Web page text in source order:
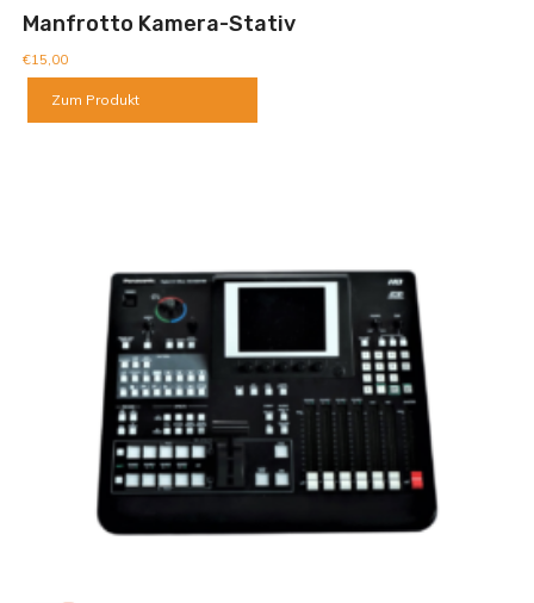
Manfrotto Kamera-Stativ
€15,00
Zum Produkt